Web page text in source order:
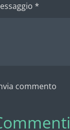
*
commento